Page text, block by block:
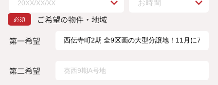
ご希望の物件・地域
第一希望
第二希望